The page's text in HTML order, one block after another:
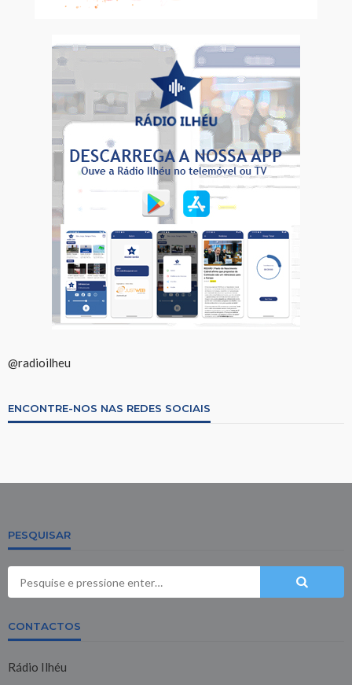
@radioilheu
ENCONTRE-NOS NAS REDES SOCIAIS
PESQUISAR
CONTACTOS
Rádio Ilhéu